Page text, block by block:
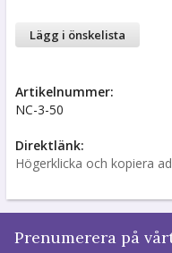
Lägg i önskelista
Artikelnummer:
NC-3-50
Direktlänk:
Högerklicka och kopiera
Prenumerera på